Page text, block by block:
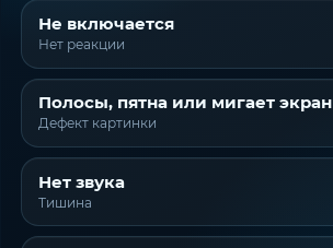
Не включается
Нет реакции
Полосы, пятна или мигает экран
Дефект картинки
Нет звука
Тишина